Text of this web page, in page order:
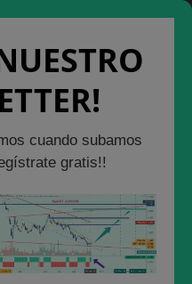
GROWTH
DE
DE
cuando subamos
gratis!!